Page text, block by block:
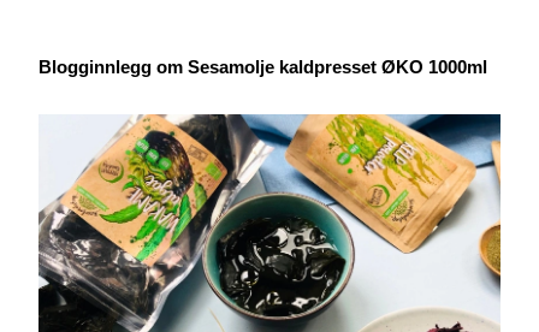
Blogginnlegg om Sesamolje kaldpresset ØKO 1000ml